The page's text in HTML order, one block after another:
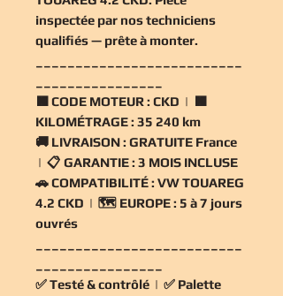
inspectée par nos techniciens
qualifiés — prête à monter.
🟧CODE MOTEUR : CKD | 🟧
KILOMÉTRAGE : 35 240 km
🚚 LIVRAISON : GRATUITE France
| 📋 GARANTIE : 3 MOIS INCLUSE
🚗COMPATIBILITÉ : VW TOUAREG
4.2 CKD | 🗺️ EUROPE : 5 à 7 jours
ouvrés
✅Testé & contrôlé | ✅ Palette